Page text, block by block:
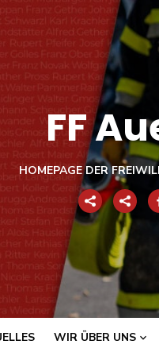
FF
HOMEPAGE DER
WIR ÜBER UNS